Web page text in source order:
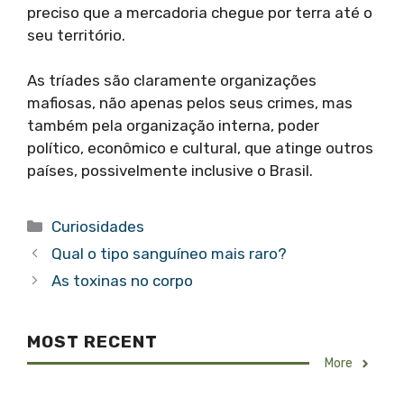
preciso que a mercadoria chegue por terra até o
seu território.
As tríades são claramente organizações
mafiosas, não apenas pelos seus crimes, mas
também pela organização interna, poder
político, econômico e cultural, que atinge outros
países, possivelmente inclusive o Brasil.
Categorias
Curiosidades
Qual o tipo sanguíneo mais raro?
As toxinas no corpo
MOST RECENT
More